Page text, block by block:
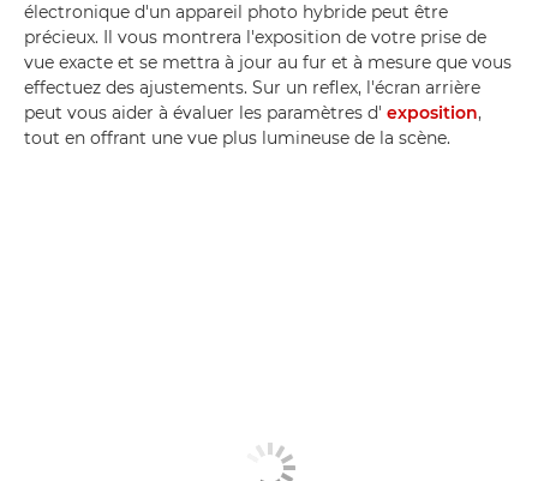
électronique d'un appareil photo hybride peut être
précieux. Il vous montrera l'exposition de votre prise de
vue exacte et se mettra à jour au fur et à mesure que vous
effectuez des ajustements. Sur un reflex, l'écran arrière
peut vous aider à évaluer les paramètres d' exposition,
tout en offrant une vue plus lumineuse de la scène.